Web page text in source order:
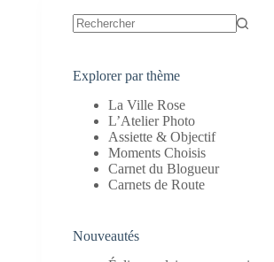
Explorer par thème
La Ville Rose
L’Atelier Photo
Assiette & Objectif
Moments Choisis
Carnet du Blogueur
Carnets de Route
Nouveautés